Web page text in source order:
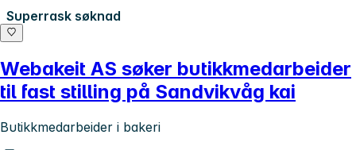
Superrask søknad
Webakeit AS søker butikkmedarbeider
til fast stilling på Sandvikvåg kai
Butikkmedarbeider i bakeri